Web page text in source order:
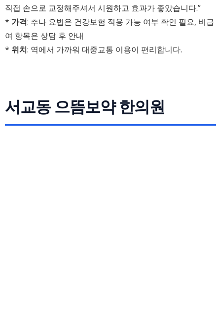
직접 손으로 교정해주셔서 시원하고 효과가 좋았습니다.”
* 가격: 추나 요법은 건강보험 적용 가능 여부 확인 필요, 비급
여 항목은 상담 후 안내
* 위치: 역에서 가까워 대중교통 이용이 편리합니다.
서교동 으뜸보약 한의원